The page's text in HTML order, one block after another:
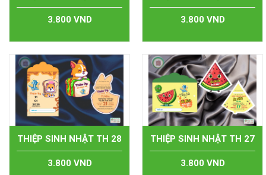
3.800 VND 3.800 VND
THIỆP SINH NHẬT TH 28
3.800 VND
THIỆP SINH NHẬT TH 27
3.800 VND